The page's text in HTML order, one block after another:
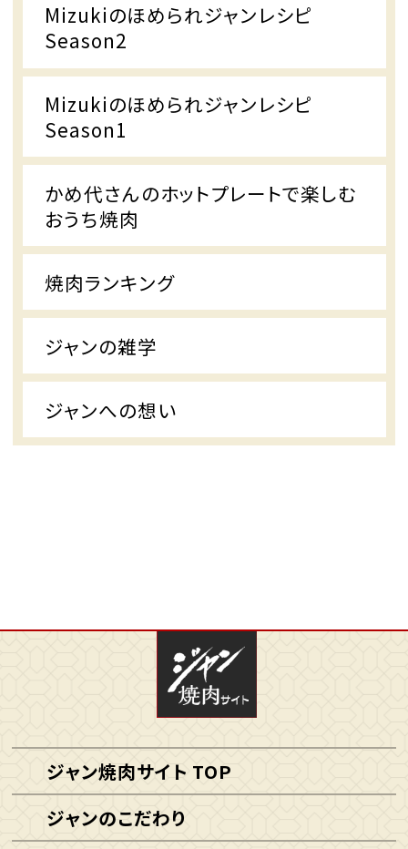
Mizukiのほめられジャンレシピ
Season2
Mizukiのほめられジャンレシピ
Season1
かめ代さんのホットプレートで楽しむ
おうち焼肉
焼肉ランキング
ジャンの雑学
ジャンへの想い
ジャン焼肉サイト TOP
ジャンのこだわり